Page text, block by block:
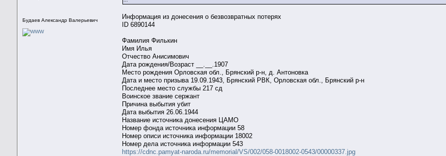
Будаев Александр Валерьевич
Информация из донесения о безвозвратных потерях
ID 6890144
Фамилия Филькин
Имя Илья
Отчество Анисимович
Дата рождения/Возраст __.__.1907
Место рождения Орловская обл., Брянский р-н, д. Антоновка
Дата и место призыва 19.09.1943, Брянский РВК, Орловская обл., Брянский р-н
Последнее место службы 217 сд
Воинское звание сержант
Причина выбытия убит
Дата выбытия 26.06.1944
Название источника донесения ЦАМО
Номер фонда источника информации 58
Номер описи источника информации 18002
Номер дела источника информации 543
https://cdnc.pamyat-naroda.ru/memorial/VS/002/058-0018002-0543/00000337.jpg